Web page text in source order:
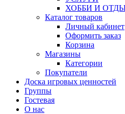
ХОББИ И
Каталог товаров
Личный кабинет
Оформить заказ
Корзина
Магазины
Категории
Покупатели
Доска игровых ценностей
Группы
Гостевая
О нас